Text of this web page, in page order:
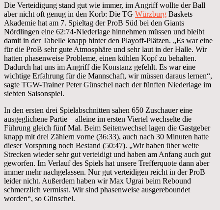
Die Verteidigung stand gut wie immer, im Angriff wollte der Ball
aber nicht oft genug in den Korb: Die TG Würzburg Baskets
Akademie hat am 7. Spieltag der ProB Süd bei den Giants
Nördlingen eine 62:74-Niederlage hinnehmen müssen und bleibt
damit in der Tabelle knapp hinter den Playoff-Plätzen. „Es war eine
für die ProB sehr gute Atmosphäre und sehr laut in der Halle. Wir
hatten phasenweise Probleme, einen kühlen Kopf zu behalten.
Dadurch hat uns im Angriff die Konstanz gefehlt. Es war eine
wichtige Erfahrung für die Mannschaft, wir müssen daraus lernen“,
sagte TGW-Trainer Peter Günschel nach der fünften Niederlage im
siebten Saisonspiel.
In den ersten drei Spielabschnitten sahen 650 Zuschauer eine
ausgeglichene Partie – alleine im ersten Viertel wechselte die
Führung gleich fünf Mal. Beim Seitenwechsel lagen die Gastgeber
knapp mit drei Zählern vorne (36:33), auch nach 30 Minuten hatte
dieser Vorsprung noch Bestand (50:47). „Wir haben über weite
Strecken wieder sehr gut verteidigt und haben am Anfang auch gut
geworfen. Im Verlauf des Spiels hat unsere Trefferquote dann aber
immer mehr nachgelassen. Nur gut verteidigen reicht in der ProB
leider nicht. Außerdem haben wir Max Ugrai beim Rebound
schmerzlich vermisst. Wir sind phasenweise ausgereboundet
worden“, so Günschel.